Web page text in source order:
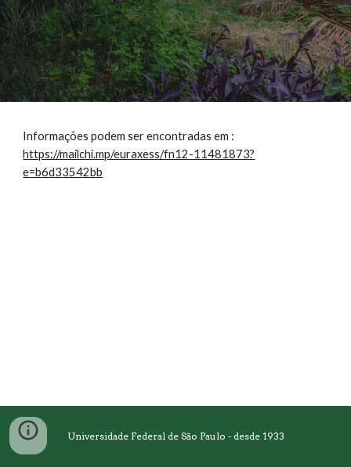
Informações podem ser encontradas em :
https://mailchi.mp/euraxess/fn12-11481873?
e=b6d33542bb
Universidade Federal de São Paulo - desde 1933